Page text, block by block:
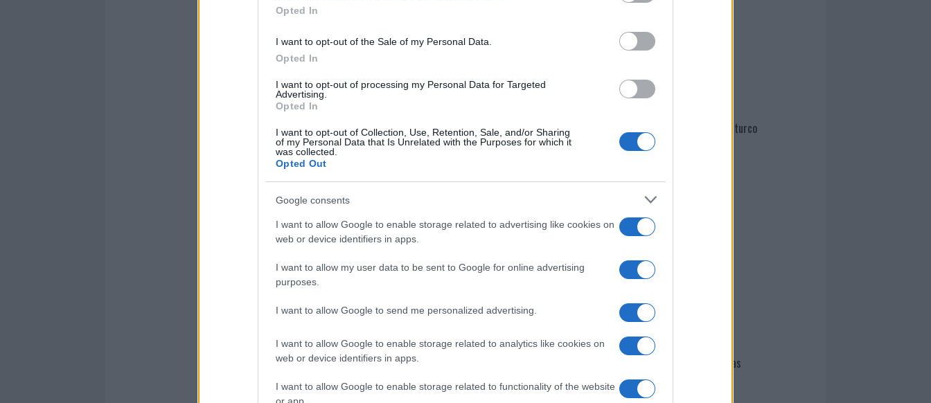
Opted In
I want to opt-out of the Sale of my Personal Data.
Opted In
I want to opt-out of processing my Personal Data for Targeted
Advertising.
Opted In
I want to opt-out of Collection, Use, Retention, Sale, and/or Sharing
of my Personal Data that Is Unrelated with the Purposes for which it
was collected.
Opted Out
Google consents
I want to allow Google to enable storage related to advertising like cookies on
web or device identifiers in apps.
I want to allow my user data to be sent to Google for online advertising
purposes.
I want to allow Google to send me personalized advertising.
I want to allow Google to enable storage related to analytics like cookies on
web or device identifiers in apps.
I want to allow Google to enable storage related to functionality of the website
Martina Agostina Diturco
I nostri cari
I nostri cari
Giovannimaria Cabras